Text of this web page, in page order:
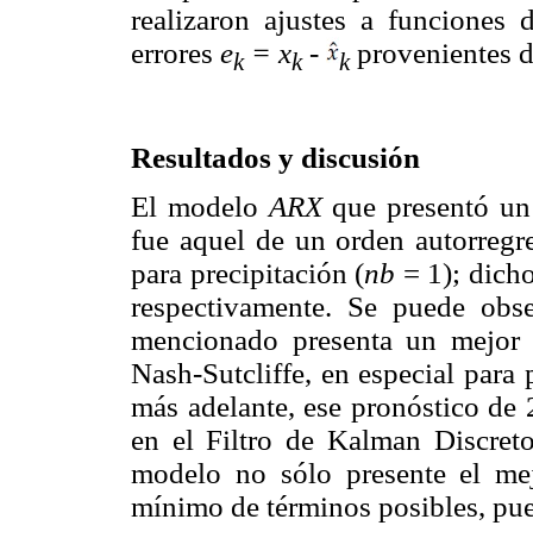
realizaron ajustes a funciones
errores ek= xk- kprovenientes
Resultados y discusión
El modelo ARXque presentó
fue aquel de un orden
para precipitación (nb = 1);
respectivamente. Se puede
mencionado presenta un
Nash-Sutcliffe, en especial para
más adelante, ese pronóstico
en el Filtro de Kalman
modelo no sólo presente el
mínimo de términos posibles,